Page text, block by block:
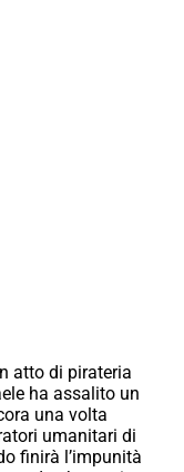
atto di pirateria
ha assalito un
una volta
umanitari di
finirà l’impunità